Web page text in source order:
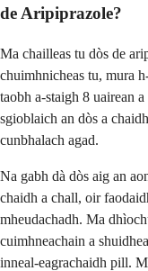
de Aripiprazole?
Ma chailleas tu dòs de
chuimhnicheas tu, mura
taobh a-staigh 8 uairean
sgioblaich an dòs a
cunbhalach agad.
Na gabh dà dòs aig an
chaidh a chall, oir
mheudachadh. Ma
cuimhneachain a
inneal-eagrachaidh pill.